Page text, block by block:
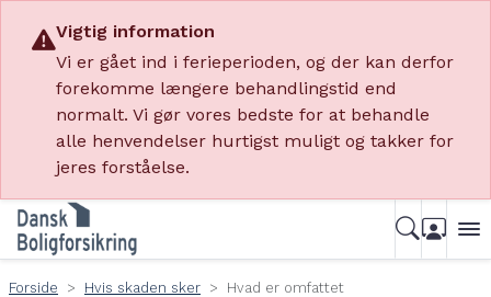
Vigtig information
Vi er gået ind i ferieperioden, og der kan derfor
forekomme længere behandlingstid end
normalt. Vi gør vores bedste for at behandle
alle henvendelser hurtigst muligt og takker for
jeres forståelse.
Forside Hvis skaden sker Hvad er omfattet